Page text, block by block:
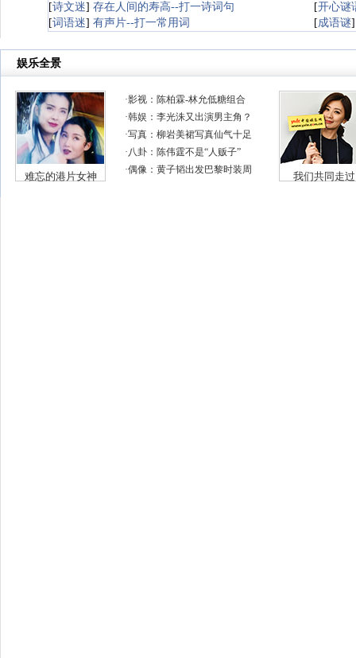
[诗文迷] 存在人间的寿高--打一诗词句 [开心谜
[词语迷] 有声片--打一常用词 [成语谜